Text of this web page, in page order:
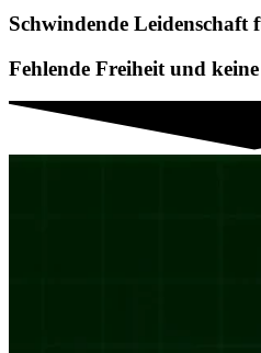
Schwindende Leidenschaft
Fehlende Freiheit und